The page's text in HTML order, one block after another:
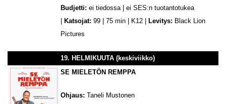
Budjetti: ei tiedossa | ei SES:n tuotantotukea
Katsojat: 99 | 75 min | K12 | Levitys: Black Lion
Pictures
19. HELMIKUUTA (keskiviikko)
SE MIELETÖN REMPPA
Ohjaus: Taneli Mustonen